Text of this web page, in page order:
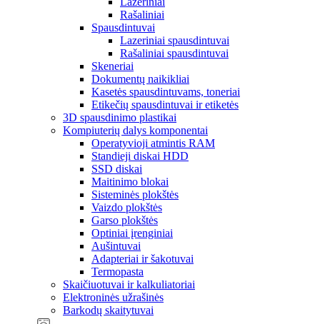
Rašaliniai
Spausdintuvai
Lazeriniai spausdintuvai
Rašaliniai spausdintuvai
Skeneriai
Dokumentų naikikliai
Kasetės spausdintuvams, toneriai
Etikečių spausdintuvai ir etiketės
3D spausdinimo plastikai
Kompiuterių dalys komponentai
Operatyvioji atmintis RAM
Standieji diskai HDD
SSD diskai
Maitinimo blokai
Sisteminės plokštės
Vaizdo plokštės
Garso plokštės
Optiniai įrenginiai
Aušintuvai
Adapteriai ir šakotuvai
Termopasta
Skaičiuotuvai ir kalkuliatoriai
Elektroninės užrašinės
Barkodų skaitytuvai